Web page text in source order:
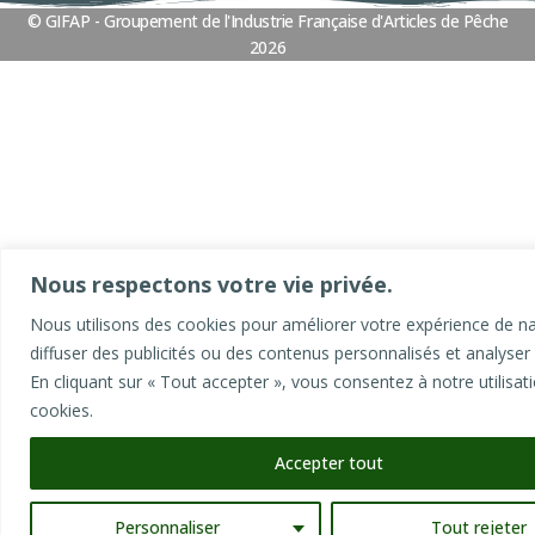
Nous respectons votre vie privée.
Nous utilisons des cookies pour améliorer votre expérience de
diffuser des publicités ou des contenus personnalisés et
En cliquant sur « Tout accepter », vous consentez à notre
cookies.
Personnaliser Tout rejeter
Accepter tout
t
:
© GIFAP - Groupement de l'Industrie Française d'Articles de Pêche
2026